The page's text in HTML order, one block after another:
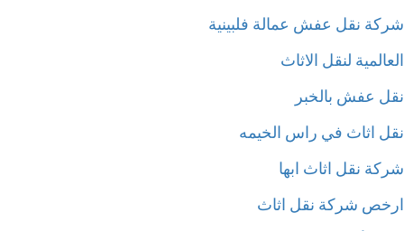
نقل عفش عمالة فلبينية
لنقل الاثاث
عفش بالخبر
اثاث في راس الخيمه
نقل اثاث ابها
شركة نقل اثاث